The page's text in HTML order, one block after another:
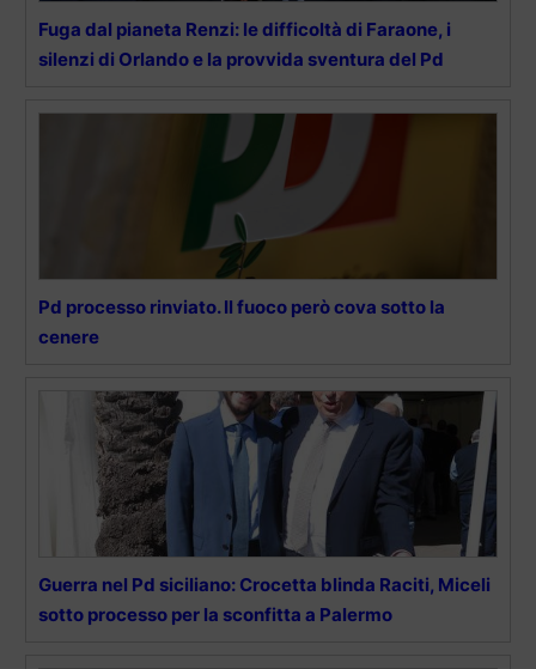
Fuga dal pianeta Renzi: le difficoltà di Faraone, i
silenzi di Orlando e la provvida sventura del Pd
Pd processo rinviato. Il fuoco però cova sotto la
cenere
Guerra nel Pd siciliano: Crocetta blinda Raciti, Miceli
sotto processo per la sconfitta a Palermo